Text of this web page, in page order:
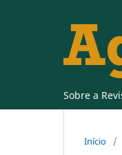
Sobre a
Início /